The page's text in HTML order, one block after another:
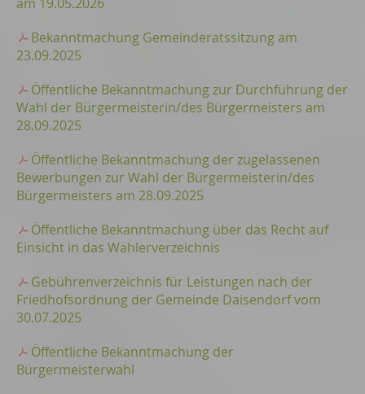
Bekanntmachung Gemeinderatssitzung am
23.09.2025
Öffentliche Bekanntmachung zur Durchführung der
Wahl der Bürgermeisterin/des Bürgermeisters am
28.09.2025
Öffentliche Bekanntmachung der zugelassenen
Bewerbungen zur Wahl der Bürgermeisterin/des
Bürgermeisters am 28.09.2025
Öffentliche Bekanntmachung über das Recht auf
Einsicht in das Wählerverzeichnis
Gebührenverzeichnis für Leistungen nach der
Friedhofsordnung der Gemeinde Daisendorf vom
30.07.2025
Öffentliche Bekanntmachung der
Bürgermeisterwahl